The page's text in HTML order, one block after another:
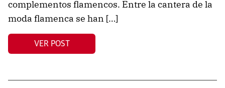
complementos flamencos. Entre la cantera de la
moda flamenca se han […]
VER POST